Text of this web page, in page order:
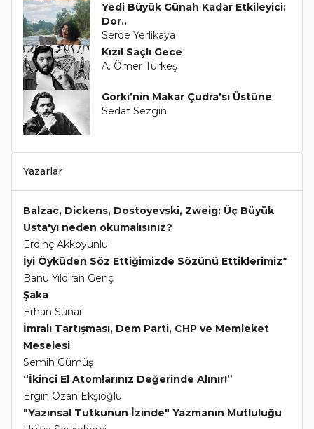
Yedi Büyük Günah Kadar Etkileyici:
Dor..
Serde Yerlikaya
Kızıl Saçlı Gece
A. Ömer Türkeş
Gorki’nin Makar Çudra’sı Üstüne
Sedat Sezgin
Yazarlar
Balzac, Dickens, Dostoyevski, Zweig: Üç Büyük
Usta'yı neden okumalısınız?
Erdinç Akkoyunlu
İyi Öyküden Söz Ettiğimizde Sözünü Ettiklerimiz*
Banu Yıldıran Genç
Şaka
Erhan Sunar
İmralı Tartışması, Dem Parti, CHP ve Memleket
Meselesi
Semih Gümüş
“İkinci El Atomlarınız Değerinde Alınır!”
Ergin Ozan Ekşioğlu
"Yazınsal Tutkunun İzinde" Yazmanın Mutluluğu